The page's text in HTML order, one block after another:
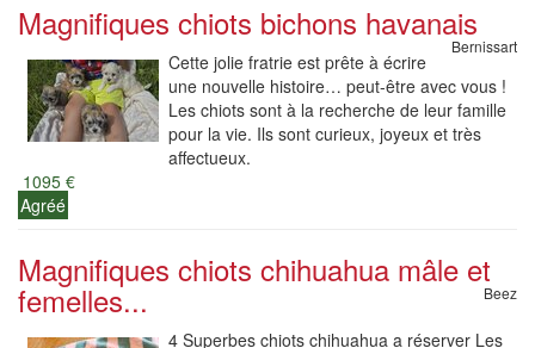
Magnifiques chiots bichons havanais
Bernissart
Cette jolie fratrie est prête à écrire
une nouvelle histoire… peut-être avec vous !
Les chiots sont à la recherche de leur famille
pour la vie. Ils sont curieux, joyeux et très
affectueux.
1095 €
Agréé
Magnifiques chiots chihuahua mâle et
femelles... Beez
4 Superbes chiots chihuahua a réserver Les